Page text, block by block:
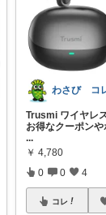
Trusmi ワイヤレ
お得なクーポンや
...
￥ 4,780
0 0 4
コレ